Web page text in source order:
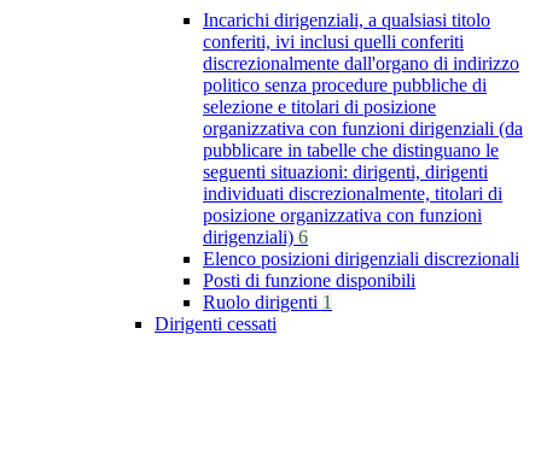
Incarichi dirigenziali, a qualsiasi titolo
conferiti, ivi inclusi quelli conferiti
discrezionalmente dall'organo di indirizzo
politico senza procedure pubbliche di
selezione e titolari di posizione
organizzativa con funzioni dirigenziali (da
pubblicare in tabelle che distinguano le
seguenti situazioni: dirigenti, dirigenti
individuati discrezionalmente, titolari di
posizione organizzativa con funzioni
dirigenziali) 6
Elenco posizioni dirigenziali discrezionali
Posti di funzione disponibili
Ruolo dirigenti 1
Dirigenti cessati